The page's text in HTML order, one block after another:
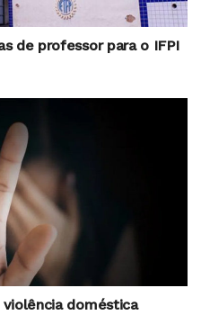
de professor para o IFPI
doméstica